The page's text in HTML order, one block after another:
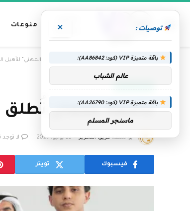
رئيسية
منوعات
الرئيسية » جامعة عجمان تُطلق “مسار للتميّز المهني” لتأهيل
الإمارات اليوم
جامعة عجمان تُطلق
بواسطة فريق التحرير 22 يوليو، 2025 لا توجد
فيسبوك تويتر
توصيات : ×
باقة متميزة VIP (كود: AA86842):
عالم الشباب
باقة متميزة VIP (كود: AA26790):
ماسنجر المسلم